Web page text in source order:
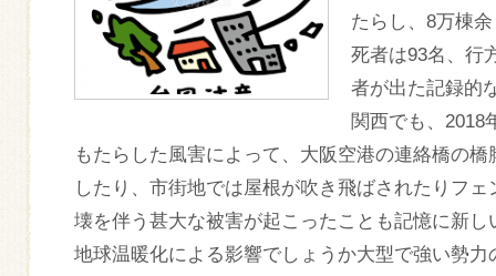
たらし、8万棟
死者は93名、行
者が出た記録的
関西でも、2018
もたらした風害によって、大阪空港の連絡橋の
したり、市街地では屋根が吹き飛ばされたりフ
壊を伴う甚大な被害が起こったことも記憶に新し
地球温暖化による影響でしょうか大型で強い勢